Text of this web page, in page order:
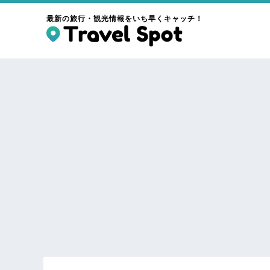
最新の旅行・観光情報をいち早くキャッチ！